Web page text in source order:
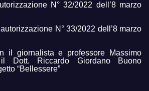
N° 32/2022 dell’8 marzo
N° 33/2022 dell’8 marzo
il giornalista e professore Massimo
Dott. Riccardo Giordano Buono
“Bellessere”